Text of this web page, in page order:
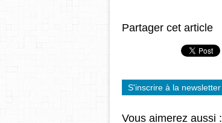
Partager cet article
S'inscrire à la newsletter
Vous aimerez aussi :